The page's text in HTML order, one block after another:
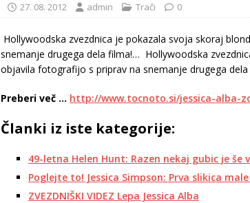
27. 08. 2012 admin Trači 0
Hollywoodska zvezdnica je pokazala svoja skoraj
snemanje drugega dela filma!… Hollywoodska
objavila fotografijo s priprav na snemanje drugega dela
Preberi več … http://www.tocnoto.si/jessica-alba-
Članki iz iste kategorije:
49-letna Helen Hunt: Razen nekaj gubic je še
Poglejte to! Jessica Simpson: Prva slikica
ZVEZDNIŠKI VIDEZ Lepa Jessica Alba